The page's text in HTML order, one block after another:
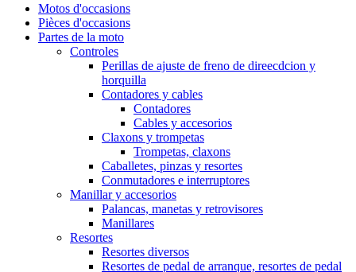
Motos d'occasions
Pièces d'occasions
Partes de la moto
Controles
Perillas de ajuste de freno de direecdcion y
horquilla
Contadores y cables
Contadores
Cables y accesorios
Claxons y trompetas
Trompetas, claxons
Caballetes, pinzas y resortes
Conmutadores e interruptores
Manillar y accesorios
Palancas, manetas y retrovisores
Manillares
Resortes
Resortes diversos
Resortes de pedal de arranque, resortes de pedal